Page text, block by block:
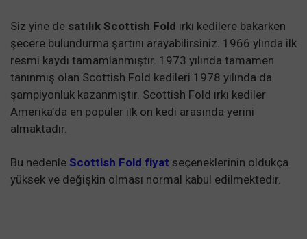
Siz yine de satılık Scottish Fold ırkı kedilere bakarken
şecere bulundurma şartını arayabilirsiniz. 1966 ylında ilk
resmi kaydı tamamlanmıştır. 1973 yılında tamamen
tanınmış olan Scottish Fold kedileri 1978 yılında da
şampiyonluk kazanmıştır. Scottish Fold ırkı kediler
Amerika’da en popüler ilk on kedi arasında yerini
almaktadır.
Bu nedenle Scottish Fold fiyat seçeneklerinin oldukça
yüksek ve değişkin olması normal kabul edilmektedir.